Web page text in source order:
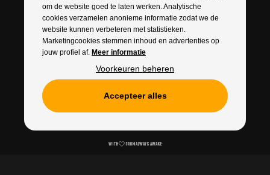
WITH FROM ALWAYS AWAKE
om de website goed te laten werken. Analytische
cookies verzamelen anonieme informatie zodat we de
website kunnen verbeteren met statistieken.
Marketingcookies stemmen inhoud en advertenties op
jouw profiel af. Meer informatie
Voorkeuren beheren
Accepteer alles